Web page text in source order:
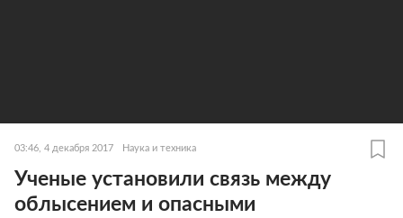
03:46, 4 декабря 2017 Наука и техника
Ученые установили связь между
облысением и опасными